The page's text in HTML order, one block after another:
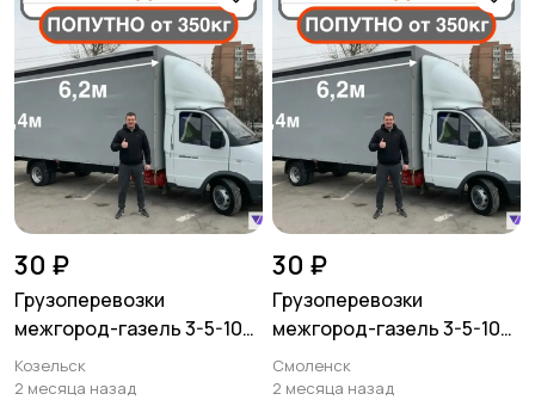
30 ₽
Грузоперевозки
межгород-газель 3-5-10
тонн
Козельск
2 месяца назад
30 ₽
Грузоперевозки
межгород-газель 3-5-10
тонн
Смоленск
2 месяца назад